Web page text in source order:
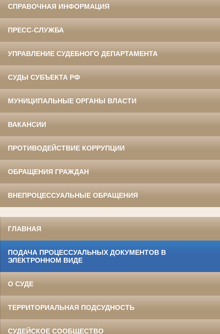
СПРАВОЧНАЯ ИНФОРМАЦИЯ
ПРЕСС-СЛУЖБА
УПРАВЛЕНИЕ СУДЕБНОГО ДЕПАРТАМЕНТА
СУДЫ СУБЪЕКТА РФ
МУНИЦИПАЛЬНЫЕ ОРГАНЫ ВЛАСТИ
ВАКАНСИИ
ПРОТИВОДЕЙСТВИЕ КОРРУПЦИИ
ОБРАЩЕНИЯ ГРАЖДАН
ВНЕПРОЦЕССУАЛЬНЫЕ ОБРАЩЕНИЯ
ГЛАВНАЯ
ПОДАЧА ПРОЦЕССУАЛЬНЫХ ДОКУМЕНТОВ В
ЭЛЕКТРОННОМ ВИДЕ
О СУДЕ
ТЕРРИТОРИАЛЬНАЯ ПОДСУДНОСТЬ
СУДЕЙСКОЕ СООБЩЕСТВО